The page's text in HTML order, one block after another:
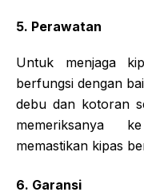
5. Perawatan
Untuk menjaga
berfungsi dengan
debu dan kotoran
memeriksanya
memastikan kipas
6. Garansi